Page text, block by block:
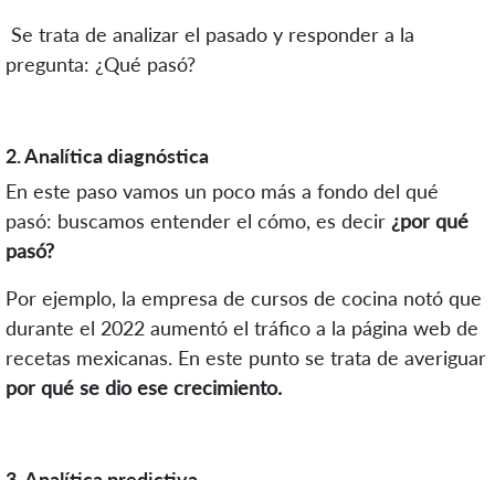
Se trata de analizar el pasado y responder a la
pregunta: ¿Qué pasó?
2. Analítica diagnóstica
En este paso vamos un poco más a fondo del qué
pasó: buscamos entender el cómo, es decir ¿por qué
pasó?
Por ejemplo, la empresa de cursos de cocina notó que
durante el 2022 aumentó el tráfico a la página web de
recetas mexicanas. En este punto se trata de averiguar
por qué se dio ese crecimiento.